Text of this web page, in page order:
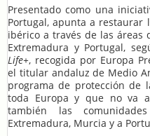
Presentado como una
Portugal, apunta a
ibérico a través de las áreas
Extremadura y Portugal,
Life+, recogida por Europa
el titular andaluz de Medio
programa de protección de
toda Europa y que no va
también las
Extremadura, Murcia y a